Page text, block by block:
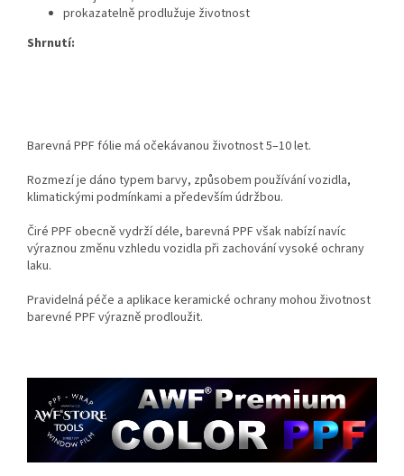
prokazatelně prodlužuje životnost
Shrnutí:
Barevná PPF fólie má očekávanou životnost 5–10 let.
Rozmezí je dáno typem barvy, způsobem používání vozidla,
klimatickými podmínkami a především údržbou.
Čiré PPF obecně vydrží déle, barevná PPF však nabízí navíc
výraznou změnu vzhledu vozidla při zachování vysoké ochrany
laku.
Pravidelná péče a aplikace keramické ochrany mohou životnost
barevné PPF výrazně prodloužit.